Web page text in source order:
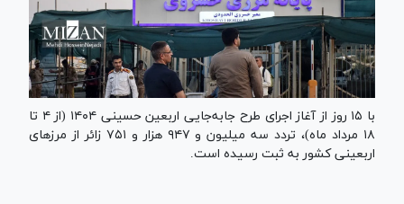
با ۱۵ روز از آغاز اجرای طرح جابه‌جایی اربعین حسینی ۱۴۰۴ (از ۴ تا
۱۸ مرداد ماه)، تردد سه میلیون و ۹۴۷ هزار و ۷۵۱ زائر از مرز‌های
اربعینی کشور به ثبت رسیده است.